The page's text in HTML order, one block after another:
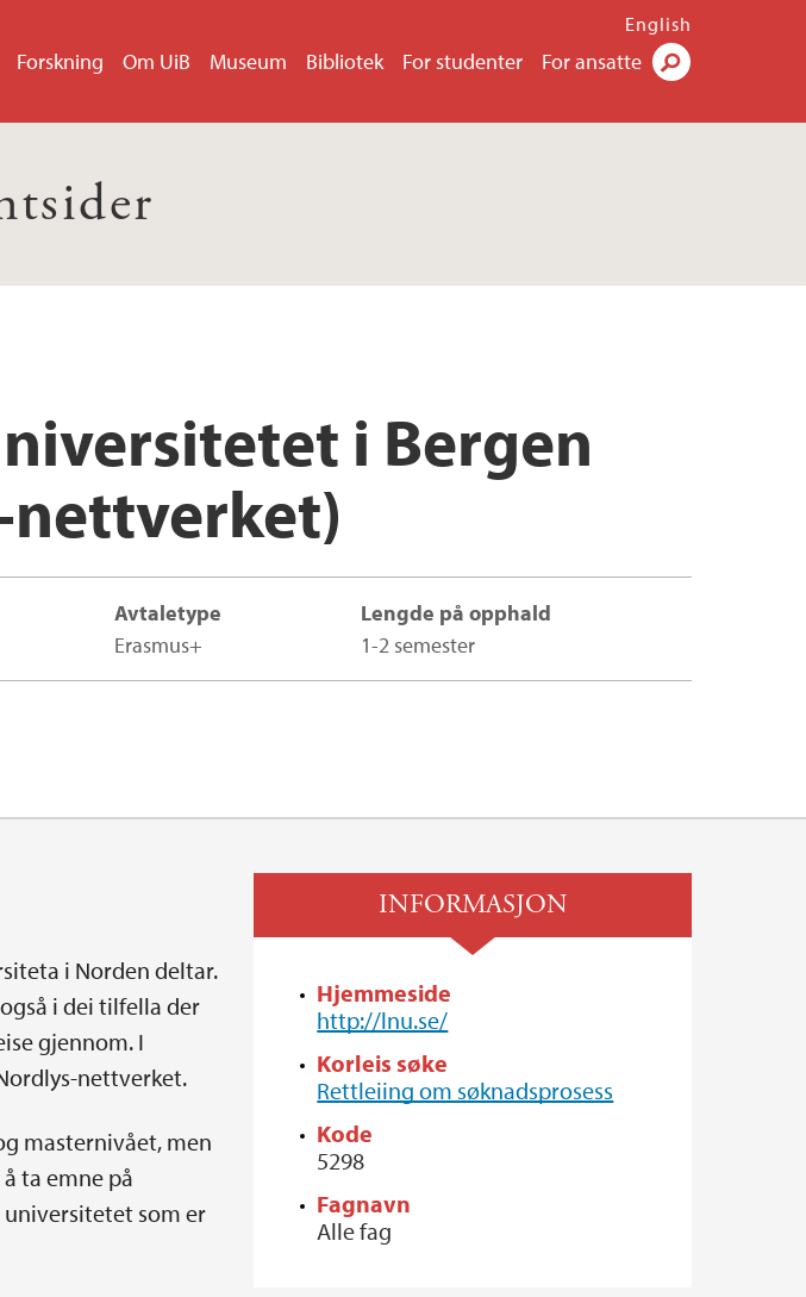
Forskning Om UiB Museum Bibliotek For studenter For ansatte
English
i Bergen
nettverket)
Avtaletype
Erasmus+
Lengde på opphald
1-2 semester
i Norden deltar.
i dei tilfella der
gjennom. I
nettverket.
masternivået, men
ta emne på
som er
INFORMASJON
Hjemmeside
http://lnu.se/
Korleis søke
Rettleiing om søknadsprosess
Kode
5298
Fagnavn
Alle fag